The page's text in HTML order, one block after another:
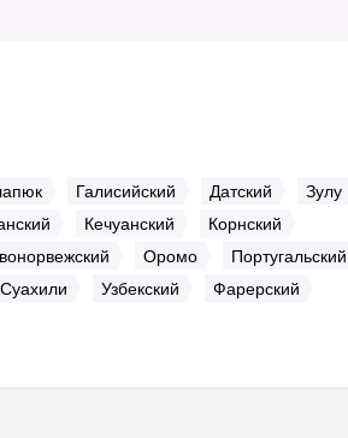
Галисийский Датский
Зулу
Кечуанский
Корнский
Оромо
Португальский
Суахили Узбекский
Фарерский